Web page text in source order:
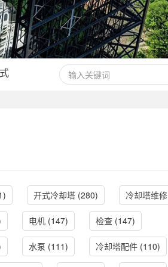
开式冷却塔 (280) 冷却塔维修
电机 (147) 检查 (147)
水泵 (111) 冷却塔配件 (110)